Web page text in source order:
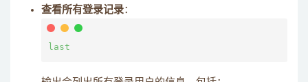
查看所有登录记录：